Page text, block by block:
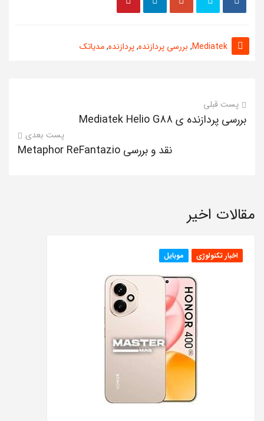
Mediatek
, بررسی پردازنده,پردازنده,مدیاتک
پست قبلی
بررسی پردازنده ی Mediatek Helio G88
پست بعدی
نقد و بررسی Metaphor ReFantazio
مقالات اخیر
اخبار تکنولوژی موبایل